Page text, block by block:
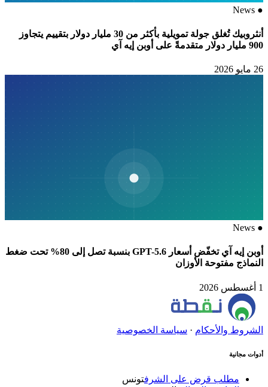
●
News
أنثروبيك تُغلق جولة تمويلية بأكثر من 30 مليار دولار بتقييم يتجاوز
900 مليار دولار متقدمةً على أوبن إيه آي
26 مايو 2026
●
News
أوبن إيه آي تخفّض أسعار GPT-5.6 بنسبة تصل إلى 80% تحت ضغط
النماذج مفتوحة الأوزان
الشروط والأحكام· سياسة الخصوصية
أدوات مجانية
مطلب قرض على الشرف تونس